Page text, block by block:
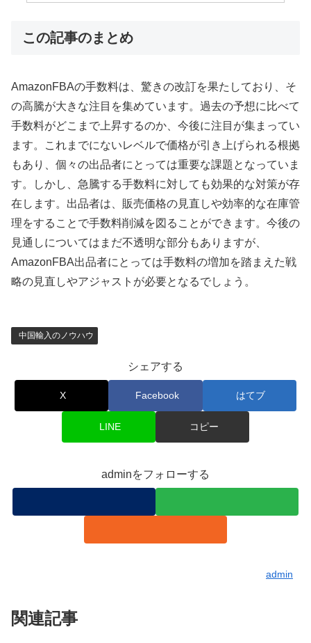
この記事のまとめ
AmazonFBAの手数料は、驚きの改訂を果たしており、そ
の高騰が大きな注目を集めています。過去の予想に比べて
手数料がどこまで上昇するのか、今後に注目が集まってい
ます。これまでにないレベルで価格が引き上げられる根拠
もあり、個々の出品者にとっては重要な課題となっていま
す。しかし、急騰する手数料に対しても効果的な対策が存
在します。出品者は、販売価格の見直しや効率的な在庫管
理をすることで手数料削減を図ることができます。今後の
見通しについてはまだ不透明な部分もありますが、
AmazonFBA出品者にとっては手数料の増加を踏まえた戦
略の見直しやアジャストが必要となるでしょう。
中国輸入のノウハウ
シェアする
X Facebook はてブ
LINE コピー
adminをフォローする
admin
関連記事